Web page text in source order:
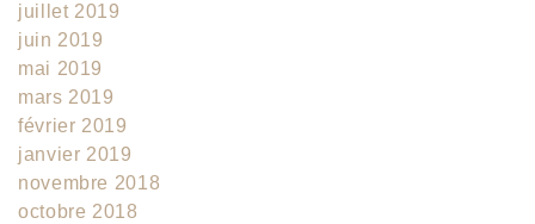
juillet 2019
juin 2019
mai 2019
mars 2019
février 2019
janvier 2019
novembre 2018
octobre 2018